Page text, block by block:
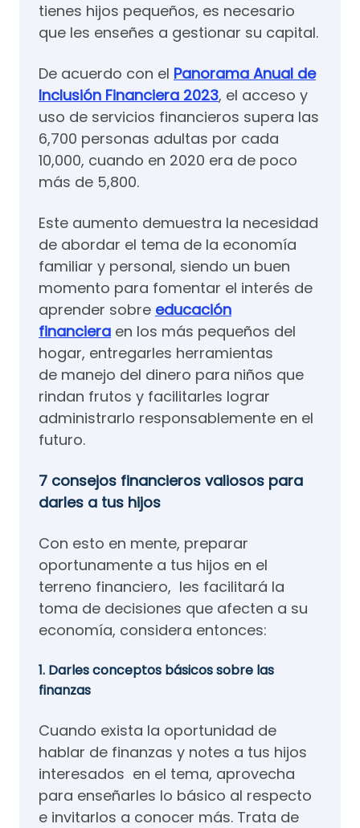
tienes hijos pequeños, es necesario
que les enseñes a gestionar su capital.
De acuerdo con el Panorama Anual de
Inclusión Financiera 2023, el acceso y
uso de servicios financieros supera las
6,700 personas adultas por cada
10,000, cuando en 2020 era de poco
más de 5,800.
Este aumento demuestra la necesidad
de abordar el tema de la economía
familiar y personal, siendo un buen
momento para fomentar el interés de
aprender sobre educación
financiera en los más pequeños del
hogar, entregarles herramientas
de manejo del dinero para niños que
rindan frutos y facilitarles lograr
administrarlo responsablemente en el
futuro.
7 consejos financieros valiosos para
darles a tus hijos
Con esto en mente, preparar
oportunamente a tus hijos en el
terreno financiero, les facilitará la
toma de decisiones que afecten a su
economía, considera entonces:
1. Darles conceptos básicos sobre las
finanzas
Cuando exista la oportunidad de
hablar de finanzas y notes a tus hijos
interesados en el tema, aprovecha
para enseñarles lo básico al respecto
e invitarlos a conocer más. Trata de